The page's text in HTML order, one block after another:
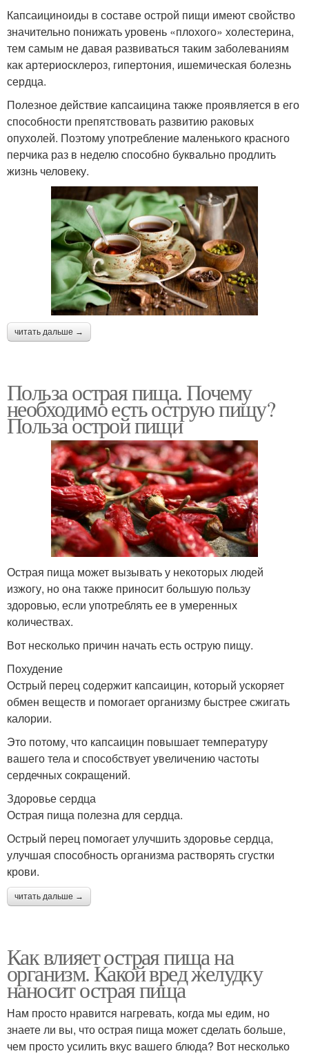
Капсаициноиды в составе острой пищи имеют свойство
значительно понижать уровень «плохого» холестерина,
тем самым не давая развиваться таким заболеваниям
как артериосклероз, гипертония, ишемическая болезнь
сердца.
Полезное действие капсаицина также проявляется в его
способности препятствовать развитию раковых
опухолей. Поэтому употребление маленького красного
перчика раз в неделю способно буквально продлить
жизнь человеку.
читать дальше →
Польза острая пища. Почему
необходимо есть острую пищу?
Польза острой пищи
Острая пища может вызывать у некоторых людей
изжогу, но она также приносит большую пользу
здоровью, если употреблять ее в умеренных
количествах.
Вот несколько причин начать есть острую пищу.
Похудение
Острый перец содержит капсаицин, который ускоряет
обмен веществ и помогает организму быстрее сжигать
калории.
Это потому, что капсаицин повышает температуру
вашего тела и способствует увеличению частоты
сердечных сокращений.
Здоровье сердца
Острая пища полезна для сердца.
Острый перец помогает улучшить здоровье сердца,
улучшая способность организма растворять сгустки
крови.
читать дальше →
Как влияет острая пища на
организм. Какой вред желудку
наносит острая пища
Нам просто нравится нагревать, когда мы едим, но
знаете ли вы, что острая пища может сделать больше,
чем просто усилить вкус вашего блюда? Вот несколько